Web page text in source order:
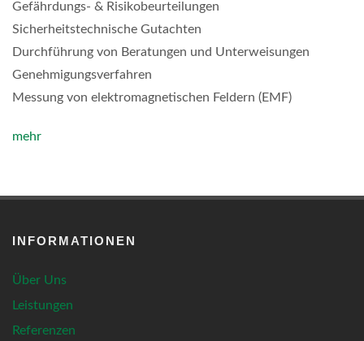
Gefährdungs- & Risikobeurteilungen
Sicherheitstechnische Gutachten
Durchführung von Beratungen und Unterweisungen
Genehmigungsverfahren
Messung von elektromagnetischen Feldern (EMF)
mehr
INFORMATIONEN
Über Uns
Leistungen
Referenzen